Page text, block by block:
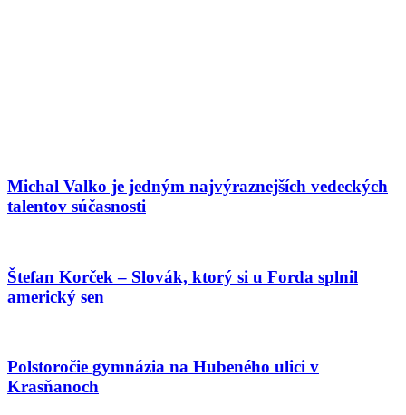
Michal Valko je jedným najvýraznejších vedeckých
talentov súčasnosti
Štefan Korček – Slovák, ktorý si u Forda splnil
americký sen
Polstoročie gymnázia na Hubeného ulici v
Krasňanoch